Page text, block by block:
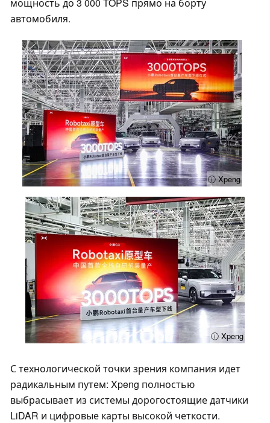
автомобиля.
ⓘ Xpeng
ⓘ Xpeng
С технологической точки зрения компания идет
радикальным путем: Xpeng полностью
выбрасывает из системы дорогостоящие датчики
LiDAR и цифровые карты высокой четкости.